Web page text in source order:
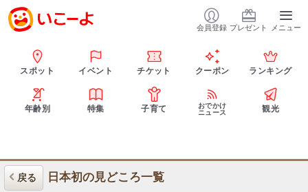
会員登録 プレゼント メニュー
スポット イベント チケット クーポン ランキング
年齢別 特集 子育て
おでかけ
ニュース
観光
戻る 日本初の見どころ一覧